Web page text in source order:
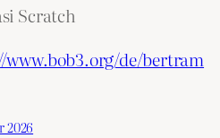
Scratch
de/bertram
2026